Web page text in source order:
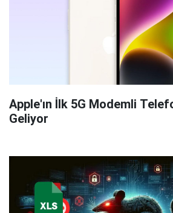
Apple'ın İlk 5G Modemli
Geliyor